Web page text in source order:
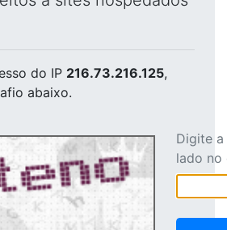
do IP 216.73.216.125,
abaixo.
Digite
lado no